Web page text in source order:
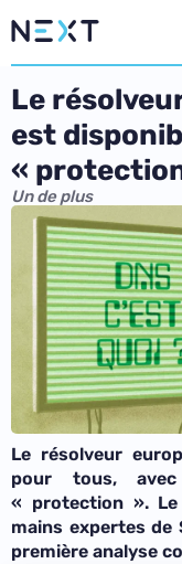
Le
est
«
Un de plus
Le résolveur
pour tous,
« protection ».
mains expertes de
première analyse